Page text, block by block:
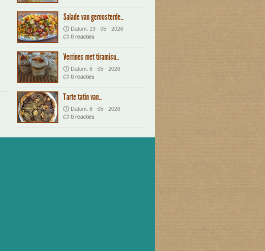
Salade van geroosterde..
Datum: 19 - 05 - 2026
0 reacties
Verrines met tiramisu..
Datum: 6 - 05 - 2026
0 reacties
Tarte tatin van..
Datum: 6 - 05 - 2026
0 reacties